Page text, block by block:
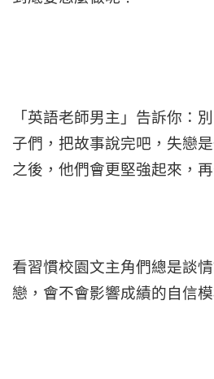
「英語老師男主」告訴你：
子們，把故事說完吧，失戀
之後，他們會更堅強起來，
看習慣校園文主角們總是談
戀，會不會影響成績的自信模